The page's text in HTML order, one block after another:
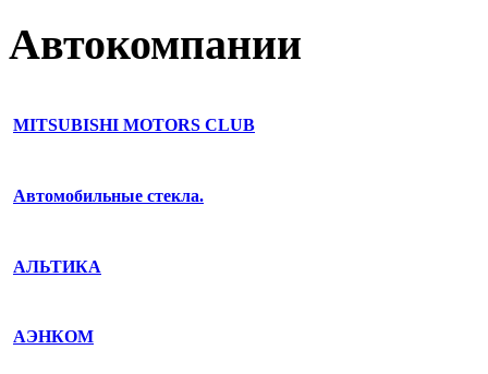
Автокомпании
MITSUBISHI MOTORS CLUB
Автомобильные стекла.
АЛЬТИКА
АЭНКОМ